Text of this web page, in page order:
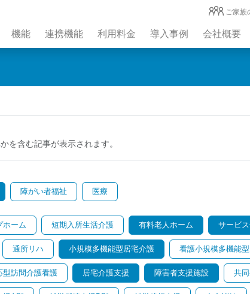
ご家族
機能 連携機能 利用料金 導入事例 会社概要
を含む記事が表示されます。
障がい者福祉 医療
ホーム 短期入所生活介護 有料老人ホーム サービ
通所リハ 小規模多機能型居宅介護 看護小規模多機能
型訪問介護看護 居宅介護支援 障害者支援施設 共